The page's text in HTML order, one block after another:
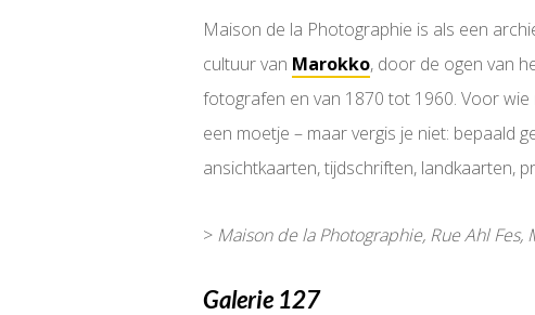
Maison de la Photographie is als een
cultuur van Marokko, door de ogen van
fotografen en van 1870 tot 1960. Voor
een moetje – maar vergis je niet: bepaald
ansichtkaarten, tijdschriften, landkaarten,
> Maison de la Photographie, Rue Ahl Fes,
Galerie 127